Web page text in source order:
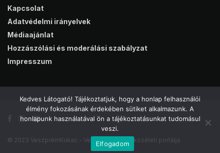
Kapcsolat
Adatvédelmi irányelvek
Médiaajánlat
Hozzászólási és moderálási szabályzat
Impresszum
© 2023 VeszprémKukac - Veszprém online közéleti portálja
Kedves Látogató! Tájékoztatjuk, hogy a honlap felhasználói
élmény fokozásának érdekében sütiket alkalmazunk. A
honlapunk használatával ön a tájékoztatásunkat tudomásul
veszi.
Elfogadom